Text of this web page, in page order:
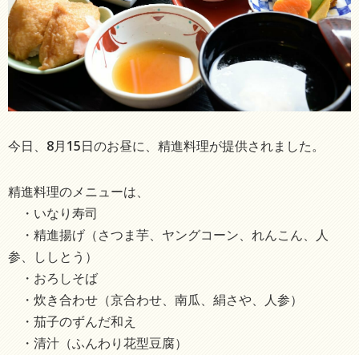
今日、8月15日のお昼に、精進料理が提供されました。
精進料理のメニューは、
・いなり寿司
・精進揚げ（さつま芋、ヤングコーン、れんこん、人
参、ししとう）
・おろしそば
・炊き合わせ（京合わせ、南瓜、絹さや、人参）
・茄子のずんだ和え
・清汁（ふんわり花型豆腐）